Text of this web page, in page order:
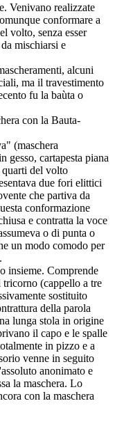
Venivano realizzate
conformare a
volto, senza esser
mischiarsi e
alcuni
ma il travestimento
fu la baùta o
con la Bauta-
(maschera
gesso, cartapesta piana
del volto
due fori elittici
che partiva da
conformazione
e contratta la voce
o di punta o
un modo comodo per
insieme. Comprende
(cappello a tre
sostituito
della parola
lunga stola in origine
il capo e le spalle
in pizzo e a
venne in seguito
anonimato e
la maschera. Lo
con la maschera